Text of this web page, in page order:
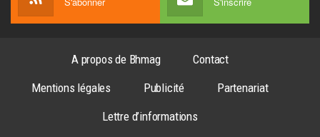
A propos de Bhmag
Contact
Mentions légales
Publicité
Partenariat
Lettre d’informations